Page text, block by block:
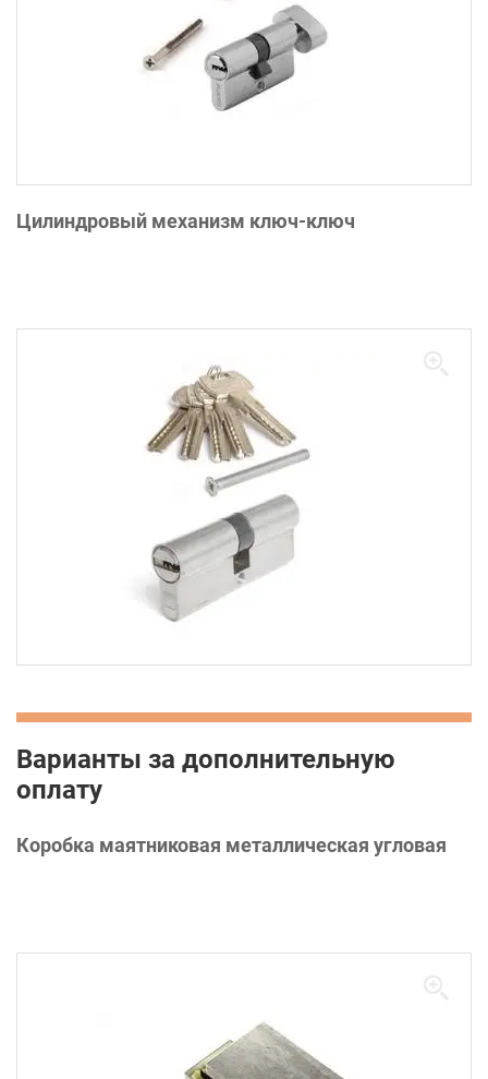
Цилиндровый механизм ключ-ключ
Варианты за дополнительную
оплату
Коробка маятниковая металлическая угловая